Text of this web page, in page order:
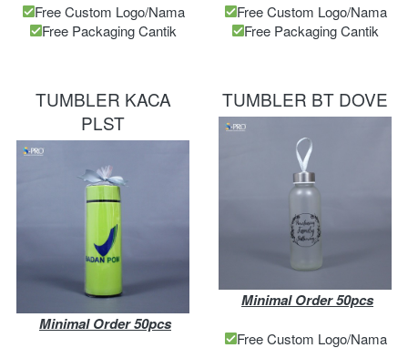
Free Custom Logo/Nama
Free Packaging Cantik
Free Custom Logo/Nama
Free Packaging Cantik
TUMBLER KACA
PLST
Minimal Order 50pcs
TUMBLER BT DOVE
Minimal Order 50pcs
Free Custom Logo/Nama